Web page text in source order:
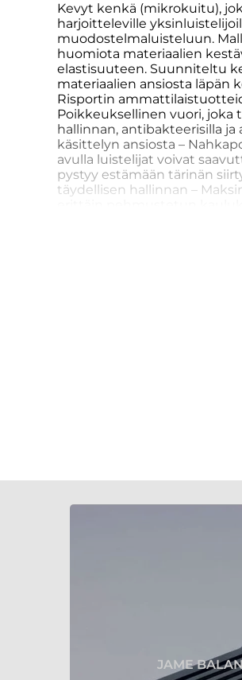
Kevyt kenkä (mikrokuitu),
harjoitteleville
muodostelmaluisteluun.
huomiota materiaalien
elastisuuteen. Suunniteltu
materiaalien ansiosta läpän
Risportin
Poikkeuksellinen vuori, joka
hallinnan, antibakteerisilla
käsittelyn ansiosta –
avulla luistelijat voivat
pystyy estämään tärinän
täydellisen hallinnan –
JAME